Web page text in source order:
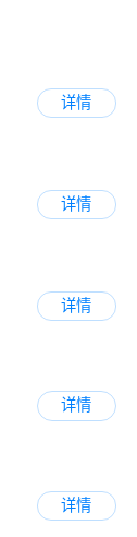
详情
详情
详情
详情
详情